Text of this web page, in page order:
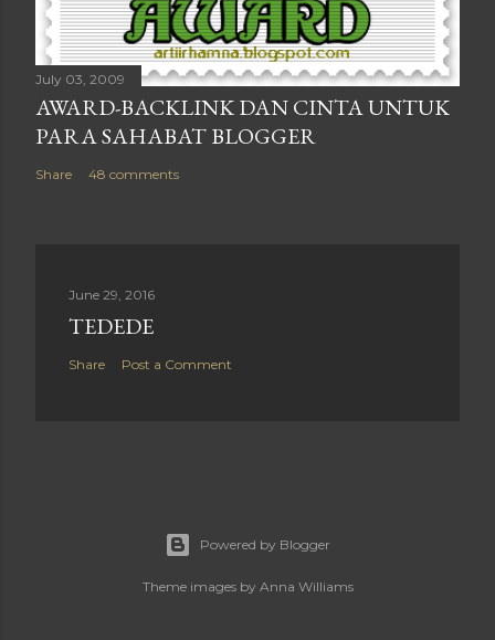
July 03, 2009
AWARD-BACKLINK DAN CINTA UNTUK
PARA SAHABAT BLOGGER
Share 48 comments
June 29, 2016
TEDEDE
Share Post a Comment
Powered by Blogger
Theme images by Anna Williams